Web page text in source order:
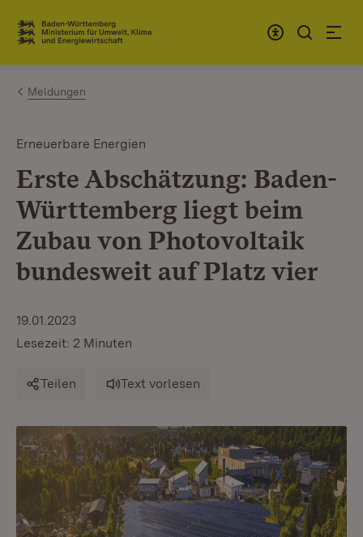
Zum Inhalt springen
Link zur Startseite
Meldungen
Erneuerbare Energien
Erste Abschätzung: Baden-
Württemberg liegt beim
Zubau von Photovoltaik
bundesweit auf Platz vier
19.01.2023
Lesezeit: 2 Minuten
Teilen Text vorlesen